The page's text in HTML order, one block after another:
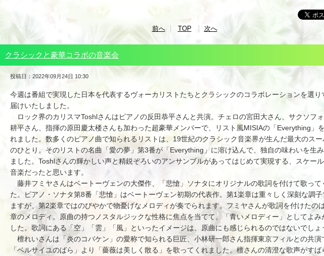
前へ TOP 次へ
クラシックと豪華コラボの音楽会
投稿日：2022年09月24日 10:30
今週は番組で実現した日本を代表するヴォーカリストたちとクラシックのコラボレーションを選り
届けいたしました。
ロック界のカリスマToshlさんはピアノの反田恭平さんと共演。チェロの宮田大さん、サクソフ
耕平さん、指揮の原田慶太楼さんも加わった超豪華メンバーで、リスト風MISIAの「Everything」
れました。数多くのピアノ曲で知られるリストは、19世紀のクラシック音楽界が生んだ最大のス
のひとり。そのリストの名曲「愛の夢」第3番が「Everything」に溶け込んで、独自の味わいを生
ました。Toshlさんの輝かしい声と精鋭ぞろいのアンサンブルがあってはじめて実現する、スケー
音楽だったと思います。
藤井フミヤさんはベートーヴェンの大傑作、「悲愴」ソナタにオリジナルの歌詞を付けて歌って
た。ピアノ・ソナタ第8番「悲愴」はベートーヴェン初期の代表作。第1楽章は重々しく深刻な調
ますが、第2楽章ではのびやかで物憂げなメロディが奏でられます。フミヤさんが歌詞を付けたの
章のメロディ。原曲の持つノスタルジックな性格に焦点を当てて、「青いメロディー」としてよみ
した。歌詞にある「空」「雲」「風」といったイメージは、原曲にも感じられるのではないでしょ
檀れいさんは「炎のコバケン」の愛称で知られる巨匠、小林研一郎さん指揮東京フィルとの共演
「ベルサイユのばら」より「薔薇は美しく散る」を歌ってくれました。檀さんの清澄な歌声がすば